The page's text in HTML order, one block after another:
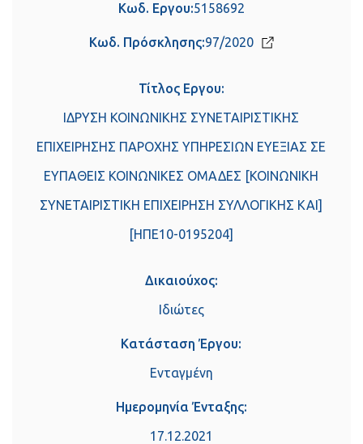
Κωδ. Εργου:5158692
Κωδ. Πρόσκλησης:97/2020
Τίτλος Εργου:
ΙΔΡΥΣΗ ΚΟΙΝΩΝΙΚΗΣ ΣΥΝΕΤΑΙΡΙΣΤΙΚΗΣ
ΕΠΙΧΕΙΡΗΣΗΣ ΠΑΡΟΧΗΣ ΥΠΗΡΕΣΙΩΝ ΕΥΕΞΙΑΣ ΣΕ
ΕΥΠΑΘΕΙΣ ΚΟΙΝΩΝΙΚΕΣ ΟΜΑΔΕΣ [ΚΟΙΝΩΝΙΚΗ
ΣΥΝΕΤΑΙΡΙΣΤΙΚΗ ΕΠΙΧΕΙΡΗΣΗ ΣΥΛΛΟΓΙΚΗΣ ΚΑΙ]
[ΗΠΕ10-0195204]
Δικαιούχος:
Ιδιώτες
Κατάσταση Έργου:
Ενταγμένη
Ημερομηνία Ένταξης:
17.12.2021